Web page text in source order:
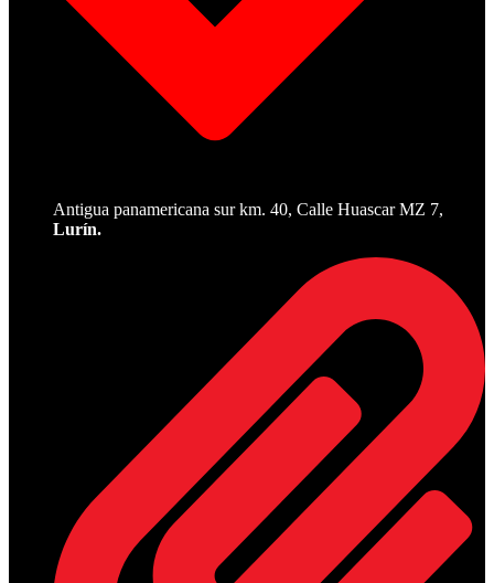
Antigua panamericana sur km. 40, Calle Huascar MZ 7,
Lurín.